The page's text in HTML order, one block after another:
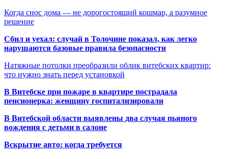
Когда снос дома — не дорогостоящий кошмар, а разумное
решение
Сбил и уехал: случай в Толочине показал, как легко
нарушаются базовые правила безопасности
Натяжные потолки преобразили облик витебских квартир:
что нужно знать перед установкой
В Витебске при пожаре в квартире пострадала
пенсионерка: женщину госпитализировали
В Витебской области выявлены два случая пьяного
вождения с детьми в салоне
Вскрытие авто: когда требуется